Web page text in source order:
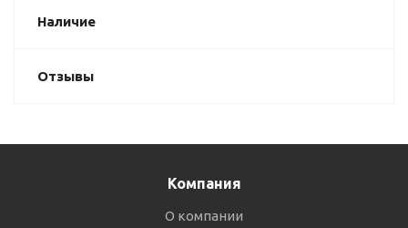
Наличие
Отзывы
Компания
О компании